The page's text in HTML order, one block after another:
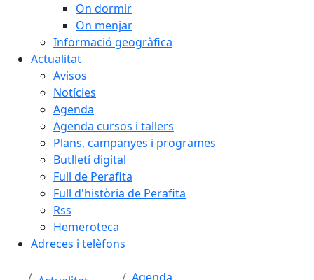
On dormir
On menjar
Informació geogràfica
Actualitat
Avisos
Notícies
Agenda
Agenda cursos i tallers
Plans, campanyes i programes
Butlletí digital
Full de Perafita
Full d'història de Perafita
Rss
Hemeroteca
Adreces i telèfons